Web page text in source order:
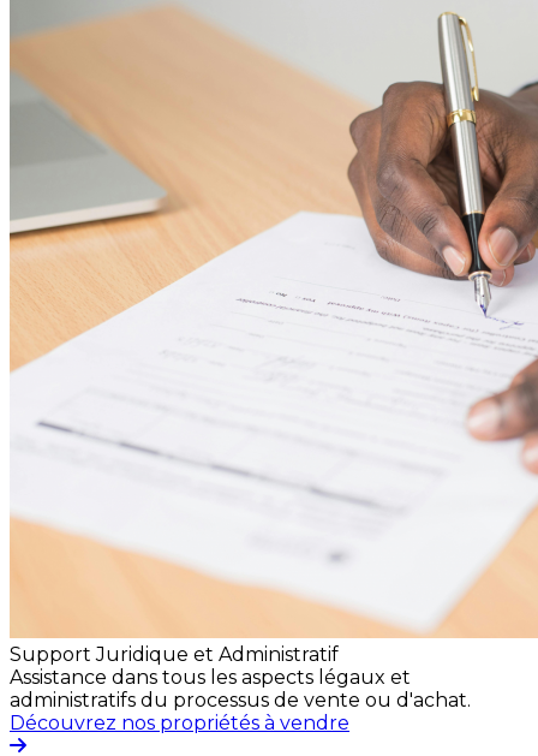
Support Juridique et Administratif
Assistance dans tous les aspects légaux et
administratifs du processus de vente ou d'achat.
Découvrez nos propriétés à vendre